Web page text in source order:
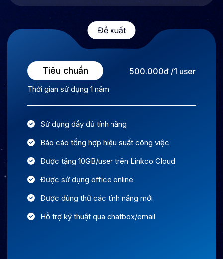
Đề xuất
Tiêu chuẩn
Thời gian sử dụng 1 năm
500.000đ /1 user
Sử dụng đầy đủ tính năng
Báo cáo tổng hợp hiệu suất công việc
Được tặng 10GB/user trên Linkco Cloud
Được sử dụng office online
Được dùng thử các tính năng mới
Hỗ trợ kỹ thuật qua chatbox/email